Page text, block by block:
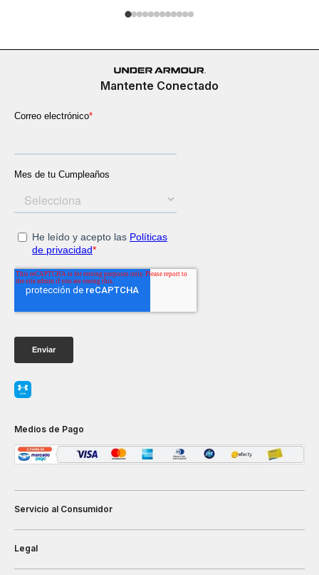
Mantente Conectado
Medios de Pago
Servicio al Consumidor
Legal